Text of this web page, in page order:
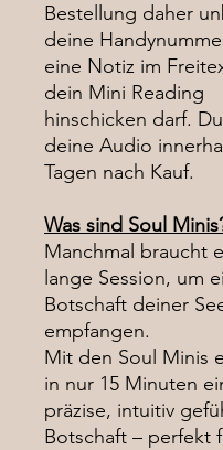
Bestellung daher
deine
eine Notiz im
dein Mini Reading
hinschicken darf.
deine Audio
Tagen nach Kauf.
Was sind Soul
Manchmal braucht
lange Session, um
Botschaft deiner
empfangen.
Mit den Soul Minis
in nur 15 Minuten
präzise, intuitiv
Botschaft – perfekt